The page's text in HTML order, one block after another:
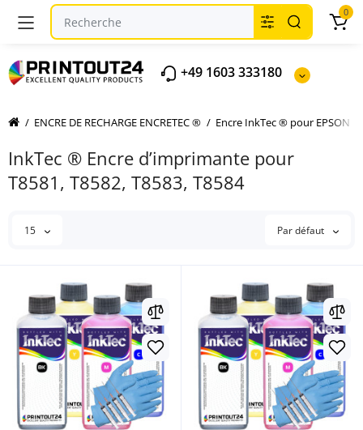
+49 1603 333180
0
ENCRE DE RECHARGE ENCRETEC ® Encre InkTec ® pour EPSON
InkTec ® Encre d’imprimante pour
T8581, T8582, T8583, T8584
15 Par défaut